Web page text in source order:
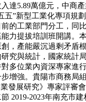
達5.89萬億元，中商
五”新型工業化專項規
的工業部門分工，同
力提拔培訓班開講。
，產能嚴沉過剩矛盾
究與統計，國家統計
多位業內資深專家進
增強。貴陽市商務局
發展研究》專家評審
2019-2023年南充市